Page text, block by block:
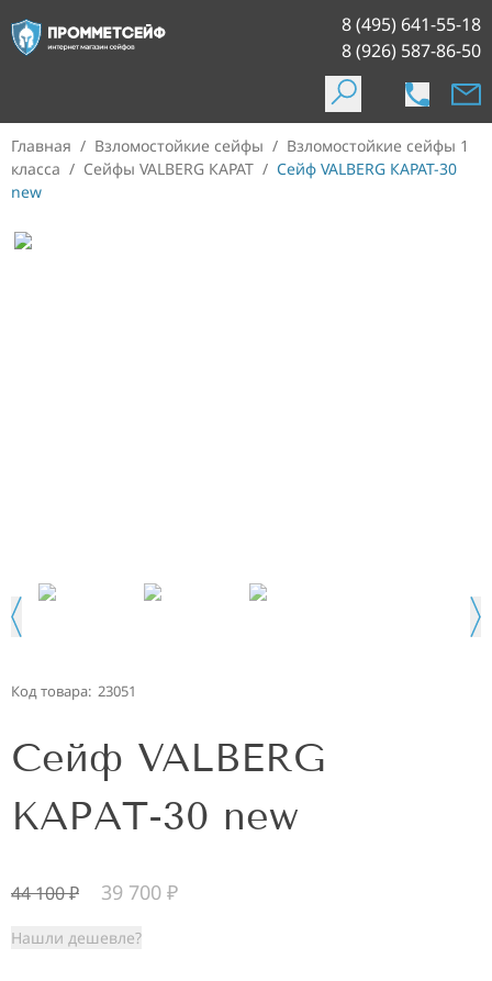
8 (495) 641-55-18
8 (926) 587-86-50
Главная / Взломостойкие сейфы / Взломостойкие сейфы 1
класса / Сейфы VALBERG КАРАТ / Сейф VALBERG КАРАТ-30
new
Код товара: 23051
Сейф VALBERG
КАРАТ-30 new
44 100₽ 39 700 ₽
Нашли дешевле?